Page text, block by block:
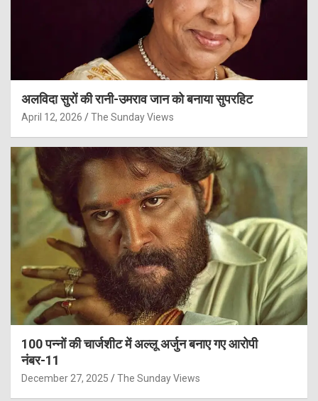
अलविदा सुरों की रानी-उमराव जान को बनाया सुपरहिट
April 12, 2026 The Sunday Views
100 पन्नों की चार्जशीट में अल्लू अर्जुन बनाए गए आरोपी
नंबर-11
December 27, 2025 The Sunday Views